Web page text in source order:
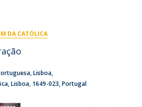
DA CATÓLICA
Lisboa
Lisboa 1649-023 Portugal